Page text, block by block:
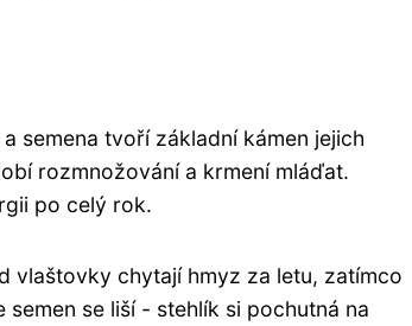
semena tvoří základní kámen jejich
rozmnožování a krmení mláďat.
po celý rok.
vlaštovky chytají hmyz za letu, zatímco
se liší - stehlík si pochutná na